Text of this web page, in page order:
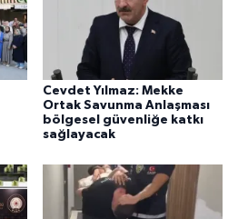
Cevdet Yılmaz: Mekke
Ortak Savunma Anlaşması
bölgesel güvenliğe katkı
sağlayacak